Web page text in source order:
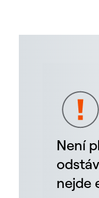
Není
nejde